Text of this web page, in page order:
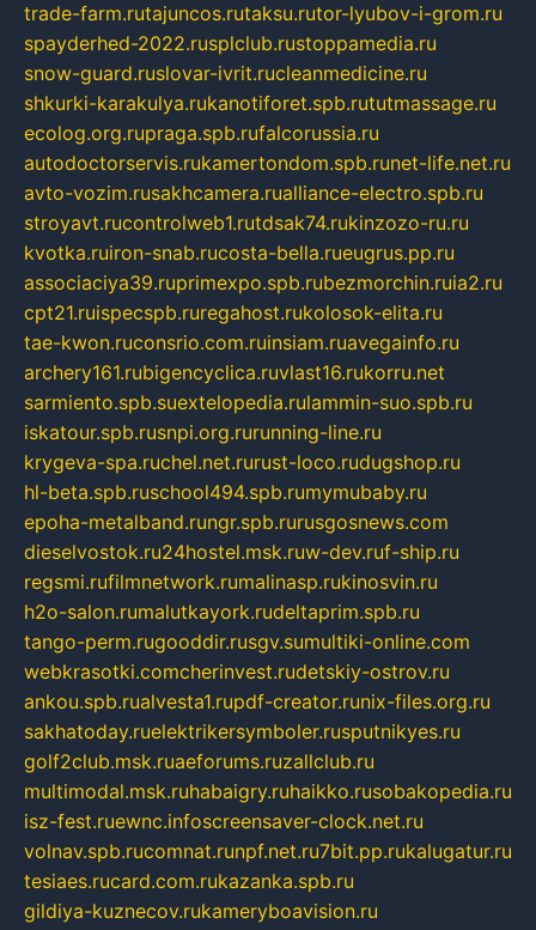
trade-farm.rutajuncos.rutaksu.rutor-lyubov-i-grom.ru
spayderhed-2022.rusplclub.rustoppamedia.ru
snow-guard.ruslovar-ivrit.rucleanmedicine.ru
shkurki-karakulya.rukanotiforet.spb.rututmassage.ru
ecolog.org.rupraga.spb.rufalcorussia.ru
autodoctorservis.rukamertondom.spb.runet-life.net.ru
avto-vozim.rusakhcamera.rualliance-electro.spb.ru
stroyavt.rucontrolweb1.rutdsak74.rukinzozo-ru.ru
kvotka.ruiron-snab.rucosta-bella.rueugrus.pp.ru
associaciya39.ruprimexpo.spb.rubezmorchin.ruia2.ru
cpt21.ruispecspb.ruregahost.rukolosok-elita.ru
tae-kwon.ruconsrio.com.ruinsiam.ruavegainfo.ru
archery161.rubigencyclica.ruvlast16.rukorru.net
sarmiento.spb.suextelopedia.rulammin-suo.spb.ru
iskatour.spb.rusnpi.org.rurunning-line.ru
krygeva-spa.ruchel.net.rurust-loco.rudugshop.ru
hl-beta.spb.ruschool494.spb.rumymubaby.ru
epoha-metalband.rungr.spb.rurusgosnews.com
dieselvostok.ru24hostel.msk.ruw-dev.ruf-ship.ru
regsmi.rufilmnetwork.rumalinasp.rukinosvin.ru
h2o-salon.rumalutkayork.rudeltaprim.spb.ru
tango-perm.rugooddir.rusgv.sumultiki-online.com
webkrasotki.comcherinvest.rudetskiy-ostrov.ru
ankou.spb.rualvesta1.rupdf-creator.runix-files.org.ru
sakhatoday.ruelektrikersymboler.rusputnikyes.ru
golf2club.msk.ruaeforums.ruzallclub.ru
multimodal.msk.ruhabaigry.ruhaikko.rusobakopedia.ru
isz-fest.ruewnc.infoscreensaver-clock.net.ru
volnav.spb.rucomnat.runpf.net.ru7bit.pp.rukalugatur.ru
tesiaes.rucard.com.rukazanka.spb.ru
gildiya-kuznecov.rukameryboavision.ru